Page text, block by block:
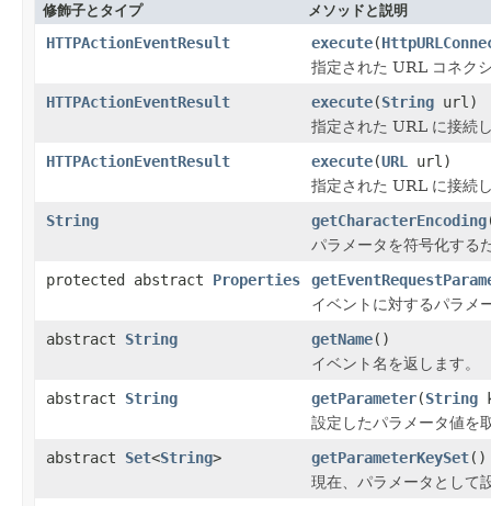
修飾子とタイプ メソッドと説明
HTTPActionEventResult execute(
指定された URL コネク
HTTPActionEventResult
execute(String url)
指定された URL に接続
HTTPActionEventResult
execute(URL
url)
指定された URL に接続
String
getCharacterEncoding
パラメータを符号化する
protected abstract Properties
イベントに対するパラメ
abstract String getName()
イベント名を返します。
abstract String getParameter(String
設定したパラメータ値を
abstract Set<String> getParameterKeySet()
現在、パラメータとして